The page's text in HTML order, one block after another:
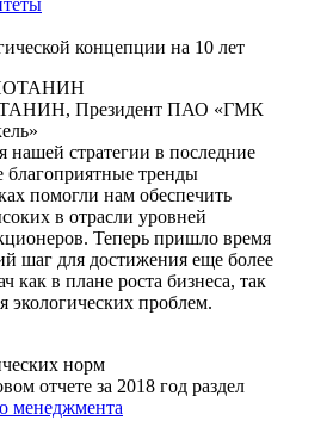
концепции на 10 лет
Президент ПАО «ГМК
нашей стратегии в последние
благоприятные тренды
помогли нам обеспечить
в отрасли уровней
Теперь пришло время
шаг для достижения еще более
как в плане роста бизнеса, так
экологических проблем.
норм
отчете за 2018 год раздел
менеджмента